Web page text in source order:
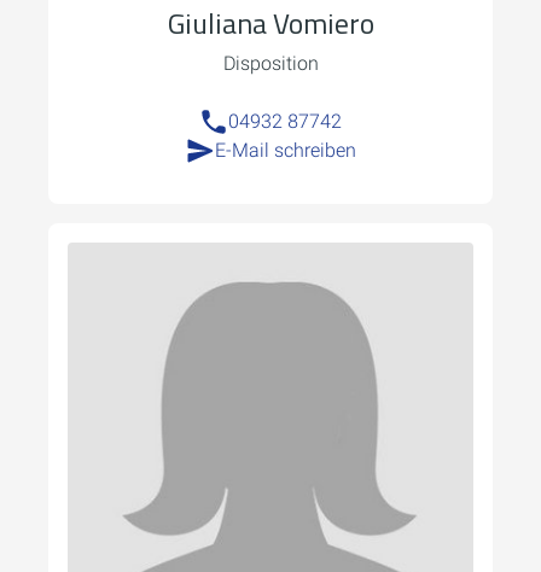
Giuliana Vomiero
Disposition
04932 87742
E-Mail schreiben